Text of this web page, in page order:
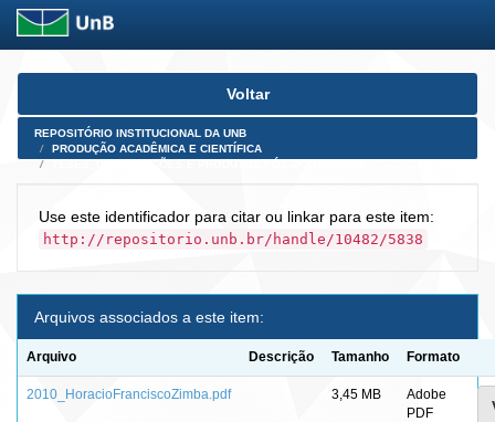
Skip
Voltar
REPOSITÓRIO INSTITUCIONAL DA UNB
PRODUÇÃO ACADÊMICA E CIENTÍFICA
Use este identificador para citar ou linkar para este item:
http://repositorio.unb.br/handle/10482/5838
Arquivos associados a este item:
Arquivo Descrição Tamanho Formato
2010_HoracioFranciscoZimba.pdf 3,45 MB
Adobe
PDF